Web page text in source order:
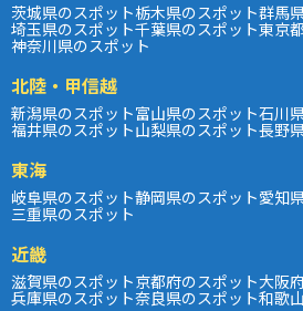
茨城県のスポット栃木県のスポット群馬
埼玉県のスポット千葉県のスポット東京
神奈川県のスポット
北陸・甲信越
新潟県のスポット富山県のスポット石川
福井県のスポット山梨県のスポット長野
東海
岐阜県のスポット静岡県のスポット愛知
三重県のスポット
近畿
滋賀県のスポット京都府のスポット大阪
兵庫県のスポット奈良県のスポット和歌